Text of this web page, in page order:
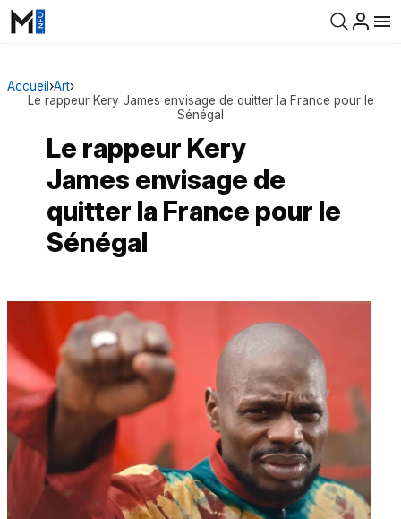
Accueil ›Art›
Le rappeur Kery James envisage de quitter la France pour le
Sénégal
Le rappeur Kery
James envisage de
quitter la France pour le
Sénégal